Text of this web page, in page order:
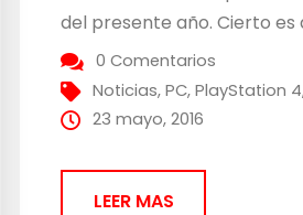
del presente año. Cierto es
hoy aun no hay fecha oficial
lanzamiento confirmada,
parece apuntar a que lo
0 Comentarios
Noticias,PC,PlayStation 4
23 mayo, 2016
LEER MAS